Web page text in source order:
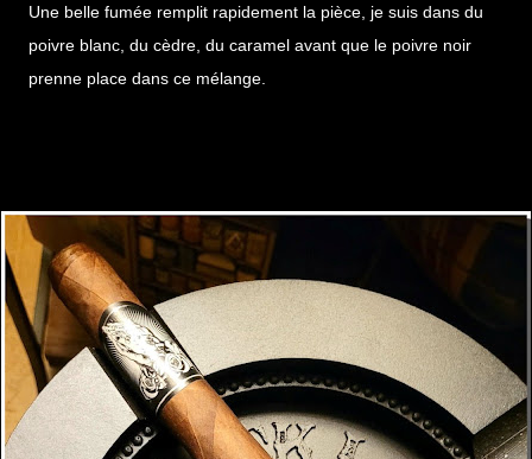
Une belle fumée remplit rapidement la pièce, je suis dans du
poivre blanc, du cèdre, du caramel avant que le poivre noir
prenne place dans ce mélange.